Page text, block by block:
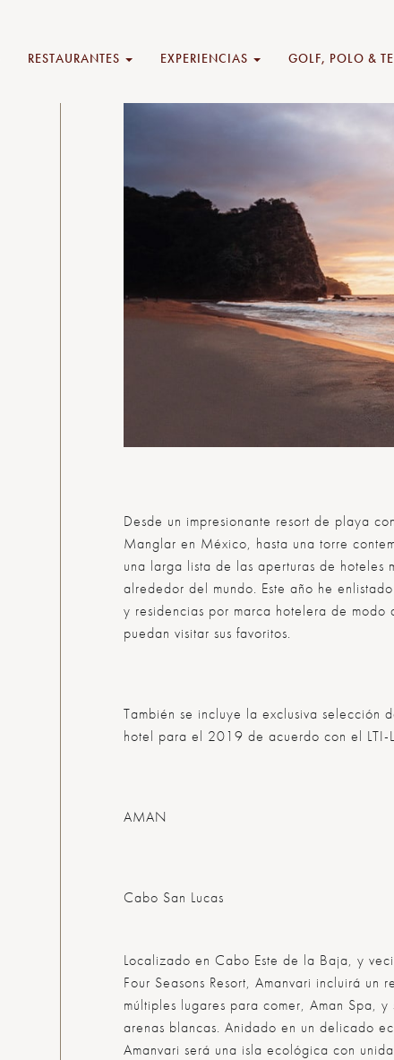
RESTAURANTES EXPERIENCIAS GOLF, POLO &
Desde un impresionante resort de playa
Manglar en México, hasta una torre
una larga lista de las aperturas de hoteles
alrededor del mundo. Este año he
y residencias por marca hotelera de modo
puedan visitar sus favoritos.
También se incluye la exclusiva selección
hotel para el 2019 de acuerdo con el LTI-
AMAN
Cabo San Lucas
Localizado en Cabo Este de la Baja, y
Four Seasons Resort, Amanvari incluirá un
múltiples lugares para comer, Aman Spa,
arenas blancas. Anidado en un delicado
Amanvari será una isla ecológica con